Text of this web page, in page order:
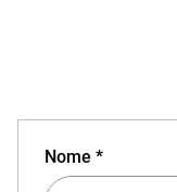
Nome *